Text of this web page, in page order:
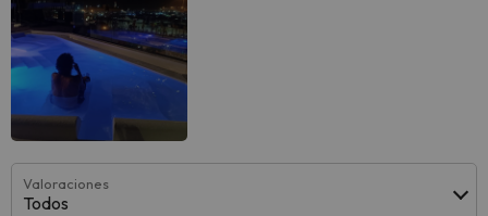
Valoraciones
Todos